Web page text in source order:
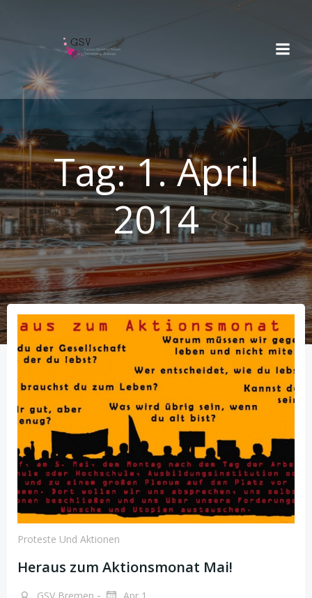
Tag:1. April
2014
Proteste Und Aktionen
Heraus zum Aktionsmonat Mai!